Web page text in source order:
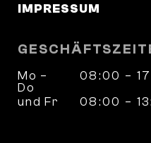
IMPRESSUM
Mo –
Do
08:00 –
und Fr
08:00 –